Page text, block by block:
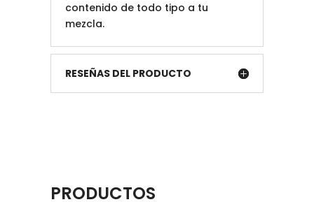
contenido de todo tipo a tu
mezcla.
RESEÑAS DEL PRODUCTO
PRODUCTOS